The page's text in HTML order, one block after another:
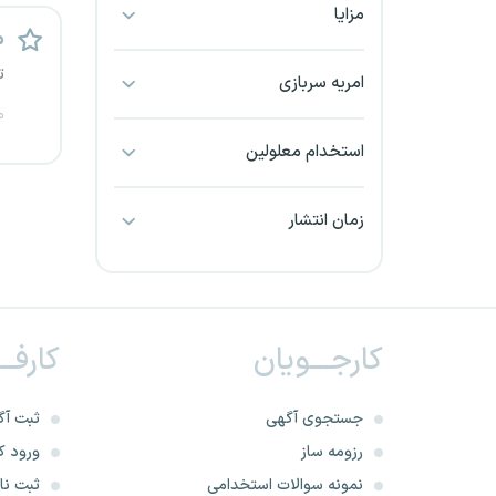
بندرعباس
خراسان شمالی
خرم آباد
خوزستان
مزایا
امریه سربازی
استخدام معلولین
زمان انتشار
کارجـــویان
جستجوی آگهی
رزومه ساز
نمونه سوالات استخدامی
ثبت
ورود
ثبت